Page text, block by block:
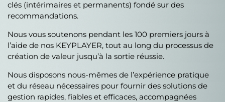
clés (intérimaires et permanents) fondé sur des
recommandations.
Nous vous soutenons pendant les 100 premiers jours à
l’aide de nos KEYPLAYER, tout au long du processus de
création de valeur jusqu’à la sortie réussie.
Nous disposons nous-mêmes de l’expérience pratique
et du réseau nécessaires pour fournir des solutions de
gestion rapides, fiables et efficaces, accompagnées